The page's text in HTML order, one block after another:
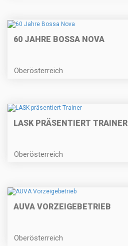
60 JAHRE BOSSA NOVA
Oberösterreich
LASK PRÄSENTIERT TRAINER
Oberösterreich
AUVA VORZEIGEBETRIEB
Oberösterreich